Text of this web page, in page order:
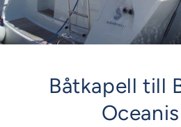
Båtkapell till